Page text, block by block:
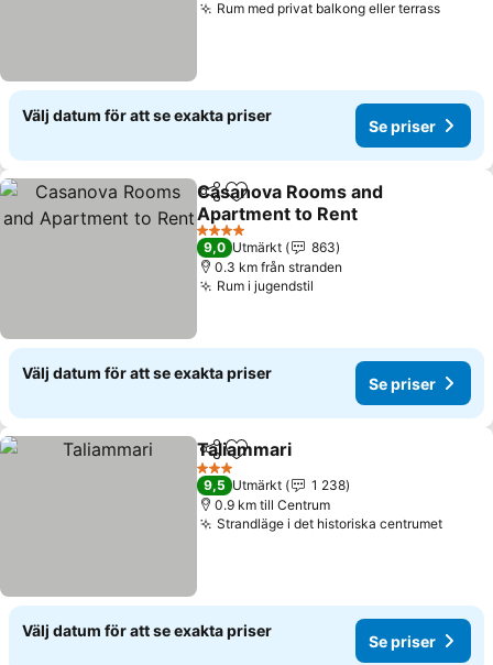
Rum med privat balkong eller terrass
Välj datum för att se exakta priser
Se priser
Dela Lägg till i Mina Favoriter
Casanova Rooms and
Apartment to Rent
4 Stjärnor
9,0 Utmärkt
863
0.3 km från stranden
Rum i jugendstil
Välj datum för att se exakta priser
Se priser
Dela Lägg till i Mina Favoriter
Taliammari
3 Stjärnor
9,5 Utmärkt
1 238
0.9 km till Centrum
Strandläge i det historiska centrumet
Välj datum för att se exakta priser
Se priser